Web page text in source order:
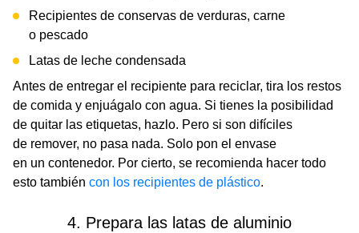
Recipientes de conservas de verduras, carne
o pescado
Latas de leche condensada
Antes de entregar el recipiente para reciclar, tira los restos
de comida y enjuágalo con agua. Si tienes la posibilidad
de quitar las etiquetas, hazlo. Pero si son difíciles
de remover, no pasa nada. Solo pon el envase
en un contenedor. Por cierto, se recomienda hacer todo
esto también con los recipientes de plástico.
4. Prepara las latas de aluminio